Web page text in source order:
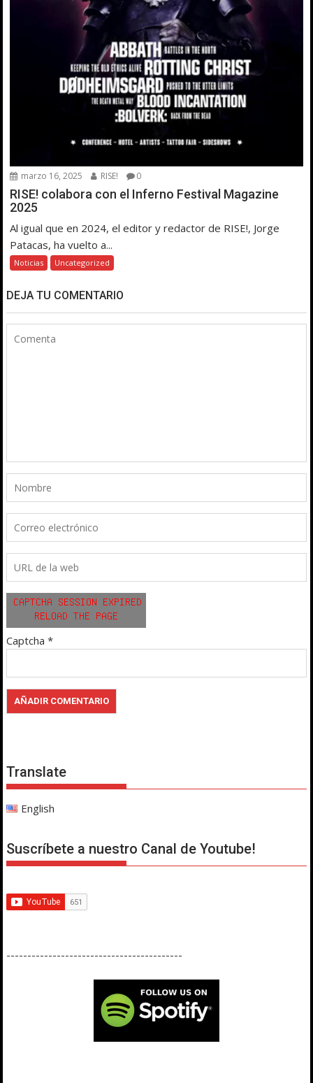
marzo 16, 2025 RISE! 0
RISE! colabora con el Inferno Festival Magazine
2025
Al igual que en 2024, el editor y redactor de RISE!, Jorge
Patacas, ha vuelto a...
Noticias Uncategorized
DEJA TU COMENTARIO
Captcha *
Translate
English
Suscríbete a nuestro Canal de Youtube!
------------------------------------------